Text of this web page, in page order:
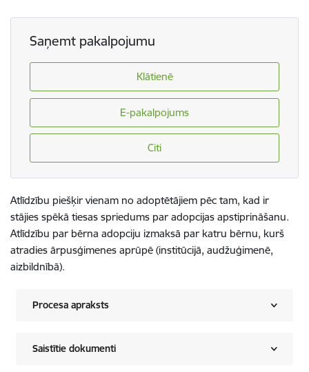
Saņemt pakalpojumu
Klātienē
E-pakalpojums
Citi
Atlīdzību piešķir vienam no adoptētājiem pēc tam, kad ir
stājies spēkā tiesas spriedums par adopcijas apstiprināšanu.
Atlīdzību par bērna adopciju izmaksā par katru bērnu, kurš
atradies ārpusģimenes aprūpē (institūcijā, audžuģimenē,
aizbildnībā).
Procesa apraksts
Saistītie dokumenti